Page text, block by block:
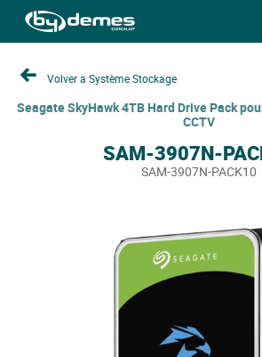
Volver a Système Stockage
Seagate SkyHawk 4TB Hard Drive Pack
CCTV
SAM-3907N-
SAM-3907N-PACK10